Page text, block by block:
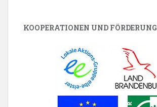
KOOPERATIONEN UND FÖRDERUNG